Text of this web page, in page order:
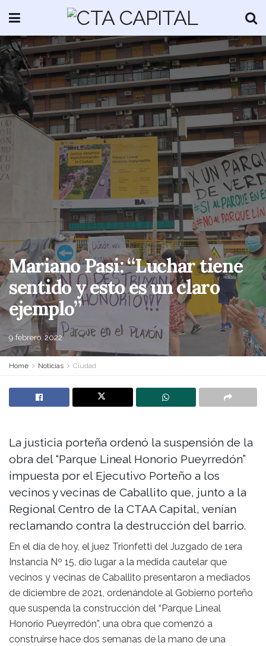
Mariano Pasi: “Luchar tiene
sentido y esto es un claro
ejemplo”
9 febrero, 2022
Home Noticias Ciudad
La justicia porteña ordenó la suspensión de la
obra del “Parque Lineal Honorio Pueyrredón”
impuesta por el Ejecutivo Porteño a los
vecinos y vecinas de Caballito que, junto a la
Regional Centro de la CTAA Capital, venían
reclamando contra la destrucción del barrio.
En el día de hoy, el juez Trionfetti del Juzgado de 1era
Instancia Nº 15, dio lugar a la medida cautelar que
vecinos y vecinas de Caballito presentaron a mediados
de diciembre de 2021, ordenándole al Gobierno porteño
que suspenda la construcción del “Parque Lineal
Honorio Pueyrredón”, una obra que comenzó a
construirse hace dos semanas de la mano de una